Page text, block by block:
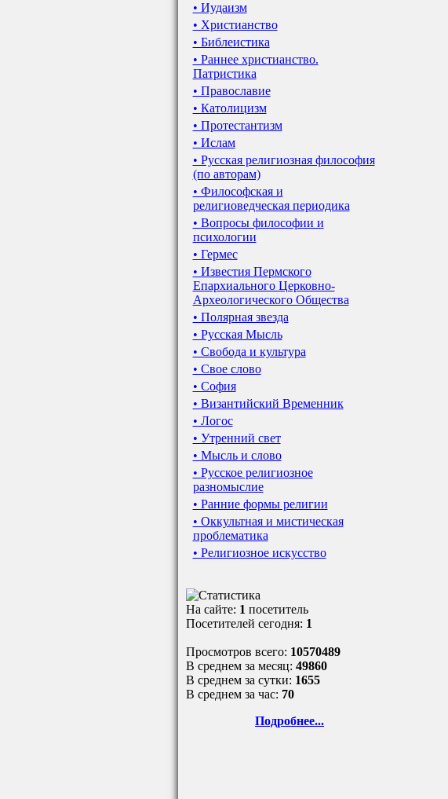
• Иудаизм
• Христианство
• Библеистика
• Раннее христианство.
Патристика
• Православие
• Католицизм
• Протестантизм
• Ислам
• Русская религиозная философия
(по авторам)
• Философская и
религиоведческая периодика
• Вопросы философии и
психологии
• Гермес
• Известия Пермского
Епархиального Церковно-
Археологического Общества
• Полярная звезда
• Русская Мысль
• Свобода и культура
• Свое слово
• София
• Византийский Временник
• Логос
• Утренний свет
• Мысль и слово
• Русское религиозное
разномыслие
• Ранние формы религии
• Оккультная и мистическая
проблематика
• Религиозное искусство
На сайте: 1 посетитель
Посетителей сегодня: 1
Просмотров всего: 10570489
В среднем за месяц: 49860
В среднем за сутки: 1655
В среднем за час: 70
Подробнее...